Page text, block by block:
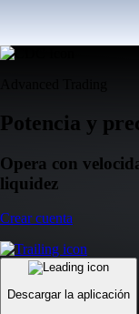
Potencia y
Opera con
liquidez
Crear cuenta
Descargar la aplicación